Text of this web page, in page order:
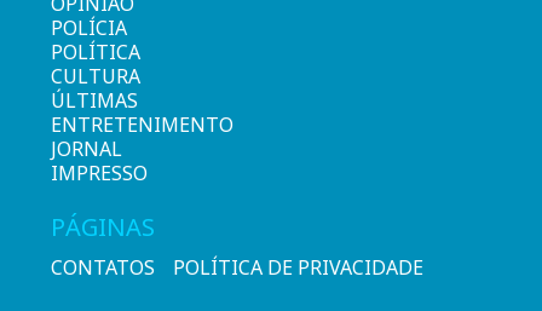
POLÍCIA
POLÍTICA
CULTURA
ÚLTIMAS
ENTRETENIMENTO
JORNAL
IMPRESSO
PÁGINAS
CONTATOS POLÍTICA DE PRIVACIDADE